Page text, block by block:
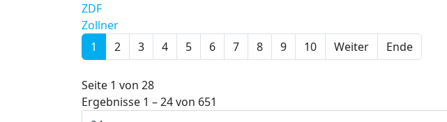
ZDF
Zollner
1
2 3 4 5 6 7 8 9 10 Weiter Ende
Seite 1 von 28
Ergebnisse 1 – 24 von 651